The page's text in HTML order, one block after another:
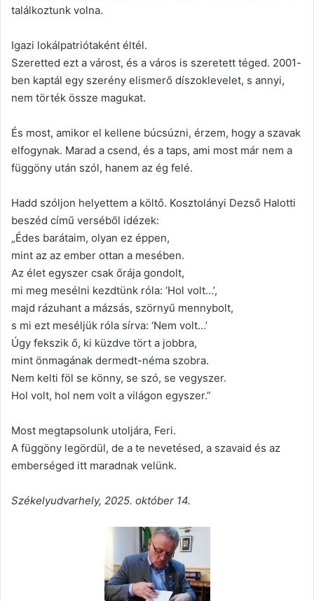
találkoztunk volna.
Igazi lokálpatriótaként éltél.
Szeretted ezt a várost, és a város is szeretett téged. 2001-
ben kaptál egy szerény elismerő díszoklevelet, s annyi,
nem törték össze magukat.
És most, amikor el kellene búcsúzni, érzem, hogy a szavak
elfogynak. Marad a csend, és a taps, ami most már nem a
függöny után szól, hanem az ég felé.
Hadd szóljon helyettem a költő. Kosztolányi Dezső Halotti
beszéd című verséből idézek:
„Édes barátaim, olyan ez éppen,
mint az az ember ottan a mesében.
Az élet egyszer csak őrája gondolt,
mi meg mesélni kezdtünk róla: ‘Hol volt…’,
majd rázuhant a mázsás, szörnyű mennybolt,
s mi ezt meséljük róla sírva: ‘Nem volt…’
Úgy fekszik ő, ki küzdve tört a jobbra,
mint önmagának dermedt-néma szobra.
Nem kelti föl se könny, se szó, se vegyszer.
Hol volt, hol nem volt a világon egyszer.”
Most megtapsolunk utoljára, Feri.
A függöny legördül, de a te nevetésed, a szavaid és az
emberséged itt maradnak velünk.
Székelyudvarhely, 2025. október 14.